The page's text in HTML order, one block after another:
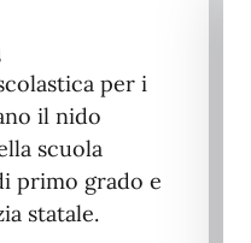
per i
il nido
scuola
primo grado e
statale.